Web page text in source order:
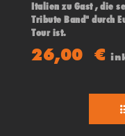
Italien zu Gast , die
Tribute Band" durch
Tour ist.
Hier verbündet sich
Detail! LIVING
26,00€